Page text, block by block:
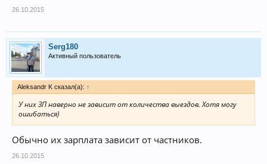
26.10.2015
Serg180
Активный пользователь
Aleksandr K сказал(а): ↑
У них ЗП наверно не зависит от количества выездов. Хотя могу
ошибаться)
Обычно их зарплата зависит от частников.
26.10.2015